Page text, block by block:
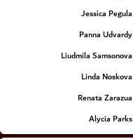
Jessica Pegula
Panna Udvardy
Liudmila Samsonova
Linda Noskova
Renata Zarazua
Alycia Parks